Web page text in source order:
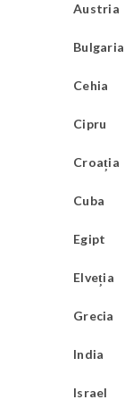
Austria
Bulgaria
Cehia
Cipru
Croația
Cuba
Egipt
Elveția
Grecia
India
Israel